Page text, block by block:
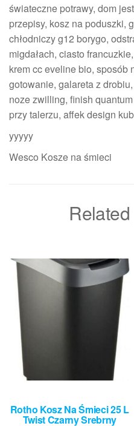
świateczne potrawy, dom
przepisy, kosz na poduszki,
chłodniczy g12 borygo,
migdałach, ciasto
krem cc eveline bio, sposób
gotowanie, galareta z
noze zwilling, finish
przy talerzu, affek design
yyyyy
Wesco Kosze na śmieci
Rotho Kosz Na Śmieci 25 L
Twist Czarny Srebrny